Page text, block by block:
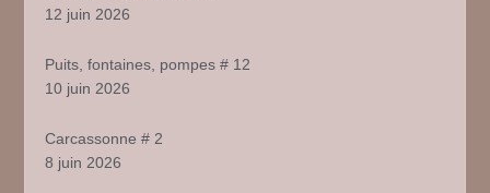
12 juin 2026
Puits, fontaines, pompes # 12
10 juin 2026
Carcassonne # 2
8 juin 2026